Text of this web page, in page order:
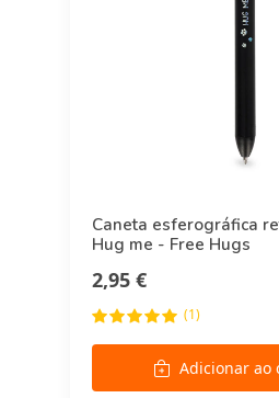
Caneta esferográfica
Hug me - Free Hugs
2,95 €
(1)
Adicionar ao